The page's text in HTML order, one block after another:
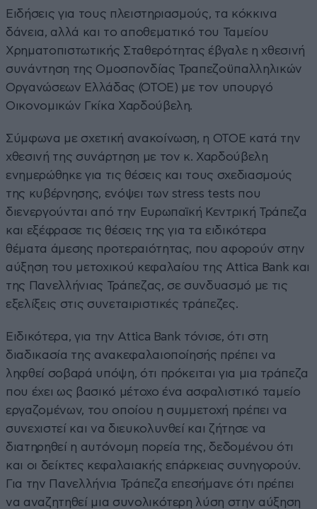
Ειδήσεις για τους πλειστηριασμούς, τα κόκκινα
δάνεια, αλλά και το αποθεματικό του Ταμείου
Χρηματοπιστωτικής Σταθερότητας έβγαλε η χθεσινή
συνάντηση της Ομοσπονδίας Τραπεζοϋπαλληλικών
Οργανώσεων Ελλάδας (ΟΤΟΕ) με τον υπουργό
Οικονομικών Γκίκα Χαρδούβελη.
Σύμφωνα με σχετική ανακοίνωση, η ΟΤΟΕ κατά την
χθεσινή της συνάρτηση με τον κ. Χαρδούβελη
ενημερώθηκε για τις θέσεις και τους σχεδιασμούς
της κυβέρνησης, ενόψει των stress tests που
διενεργούνται από την Ευρωπαϊκή Κεντρική Τράπεζα
και εξέφρασε τις θέσεις της για τα ειδικότερα
θέματα άμεσης προτεραιότητας, που αφορούν στην
αύξηση του μετοχικού κεφαλαίου της Attica Bank και
της Πανελλήνιας Τράπεζας, σε συνδυασμό με τις
εξελίξεις στις συνεταιριστικές τράπεζες.
Ειδικότερα, για την Attica Bank τόνισε, ότι στη
διαδικασία της ανακεφαλαιοποίησής πρέπει να
ληφθεί σοβαρά υπόψη, ότι πρόκειται για μια τράπεζα
που έχει ως βασικό μέτοχο ένα ασφαλιστικό ταμείο
εργαζομένων, του οποίου η συμμετοχή πρέπει να
συνεχιστεί και να διευκολυνθεί και ζήτησε να
διατηρηθεί η αυτόνομη πορεία της, δεδομένου ότι
και οι δείκτες κεφαλαιακής επάρκειας συνηγορούν.
Για την Πανελλήνια Τράπεζα επεσήμανε ότι πρέπει
να αναζητηθεί μια συνολικότερη λύση στην αύξηση